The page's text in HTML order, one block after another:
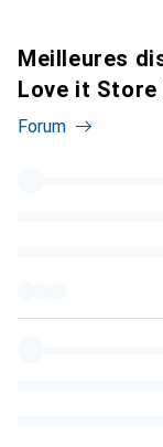
Meilleures
Love it Store
Forum